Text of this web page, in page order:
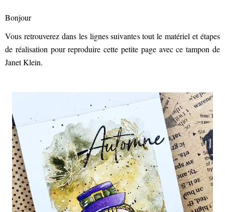
Bonjour
Vous retrouverez dans les lignes suivantes tout le matériel et étapes
de réalisation pour reproduire cette petite page avec ce tampon de
Janet Klein.